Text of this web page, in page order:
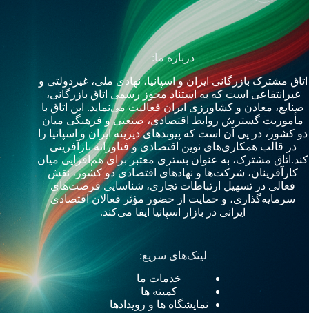
درباره ما:
اتاق مشترک بازرگانی ایران و اسپانیا، نهادی ملی، غیردولتی و
غیرانتفاعی است که به استناد مجوز رسمی اتاق بازرگانی،
صنایع، معادن و کشاورزی ایران فعالیت می‌نماید. این اتاق با
مأموریت گسترش روابط اقتصادی، صنعتی و فرهنگی میان
دو کشور، در پی آن است که پیوندهای دیرینه ایران و اسپانیا را
در قالب همکاری‌های نوین اقتصادی و فناورانه بازآفرینی
کند. اتاق مشترک، به عنوان بستری معتبر برای هم‌افزایی میان
کارآفرینان، شرکت‌ها و نهادهای اقتصادی دو کشور، نقش
فعالی در تسهیل ارتباطات تجاری، شناسایی فرصت‌های
سرمایه‌گذاری، و حمایت از حضور مؤثر فعالان اقتصادی
ایرانی در بازار اسپانیا ایفا می‌کند.
لینک‌های سریع:
خدمات ما
کمیته ها
نمایشگاه ها و رویدادها